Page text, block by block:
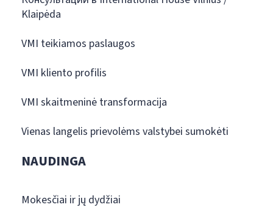
Klaipėda
VMI teikiamos paslaugos
VMI kliento profilis
VMI skaitmeninė transformacija
Vienas langelis prievolėms valstybei sumokėti
NAUDINGA
Mokesčiai ir jų dydžiai